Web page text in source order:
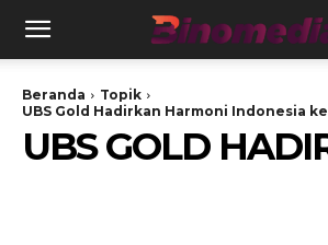
Beranda
Topik
UBS Gold Hadirkan Harmoni Indonesia
UBS GOLD